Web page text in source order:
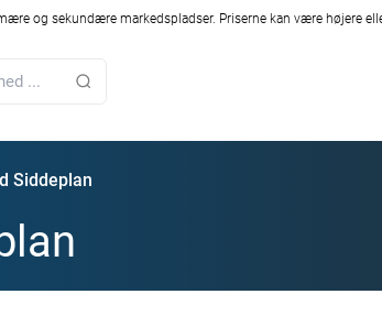
og sekundære markedspladser. Priserne kan være højere
Siddeplan